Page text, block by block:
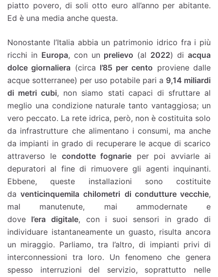
piatto povero, di soli otto euro all’anno per abitante.
Ed è una media anche questa.
Nonostante l’Italia abbia un patrimonio idrico fra i più
ricchi in Europa, con un prelievo (al 2022) diacqua
dolce giornaliera (circa l’85 per cento proviene dalle
acque sotterranee) per uso potabile pari a 9,14 miliardi
di metri cubi, non siamo stati capaci di sfruttare al
meglio una condizione naturale tanto vantaggiosa; un
vero peccato. La rete idrica, però, non è costituita solo
da infrastrutture che alimentano i consumi, ma anche
da impianti in grado di recuperare le acque di scarico
attraverso le condotte fognarie per poi avviarle ai
depuratori al fine di rimuovere gli agenti inquinanti.
Ebbene, queste installazioni sono costituite
daventicinquemila chilometri di condutture vecchie,
mal manutenute, mai ammodernate e
dove l’era digitale, con i suoi sensori in grado di
individuare istantaneamente un guasto, risulta ancora
un miraggio. Parliamo, tra l’altro, di impianti privi di
interconnessioni tra loro. Un fenomeno che genera
spesso interruzioni del servizio, soprattutto nelle